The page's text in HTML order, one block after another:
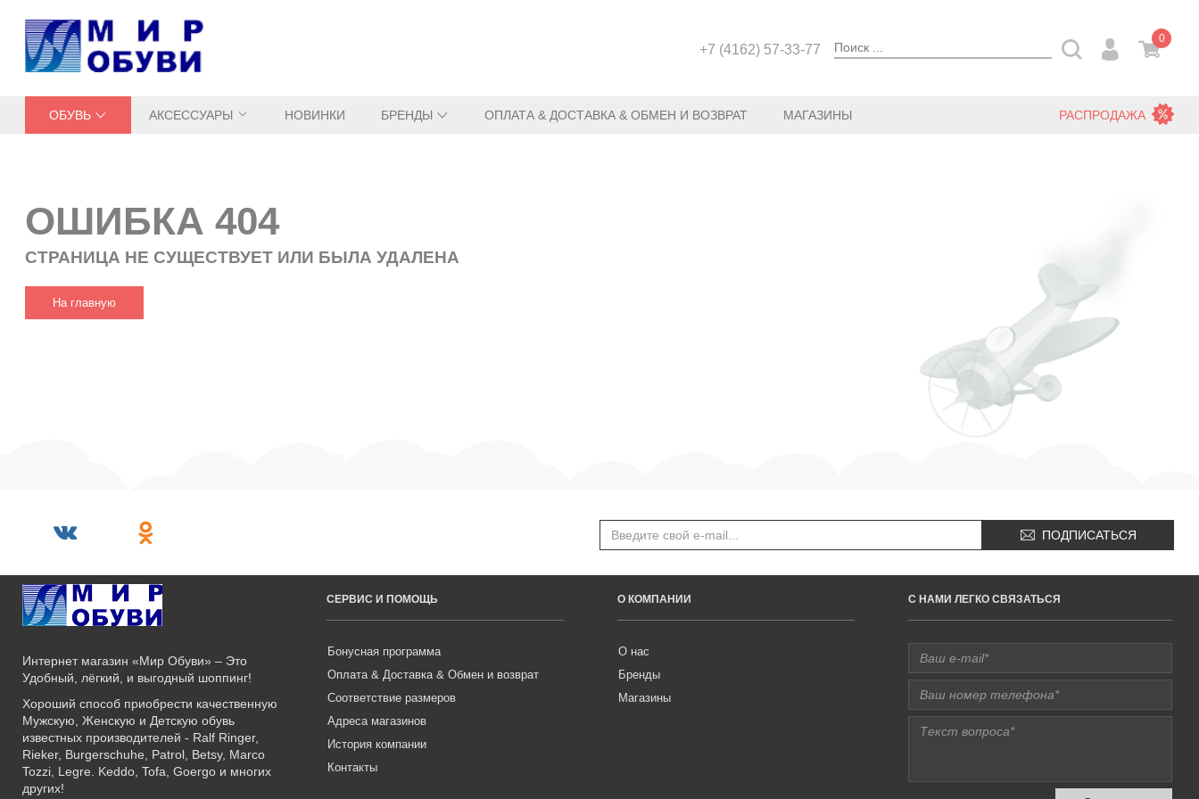
+7 (4162) 57-33-77
0
ОБУВЬ АКСЕССУАРЫ НОВИНКИ БРЕНДЫ ОПЛАТА & ДОСТАВКА & ОБМЕН И ВОЗВРАТ МАГАЗИНЫ РАСПРОДАЖА
ОШИБКА 404
СТРАНИЦА НЕ СУЩЕСТВУЕТ ИЛИ БЫЛА УДАЛЕНА
На главную
ПОДПИСАТЬСЯ
Интернет магазин «Мир Обуви» – Это
Удобный, лёгкий, и выгодный шоппинг!
Хороший способ приобрести качественную
Мужскую, Женскую и Детскую обувь
известных производителей - Ralf Ringer,
Rieker, Burgerschuhe, Patrol, Betsy, Marco
Tozzi, Legre. Keddo, Tofa, Goergo и многих
других!
СЕРВИС И ПОМОЩЬ
Бонусная программа
Оплата & Доставка & Обмен и возврат
Соответствие размеров
Адреса магазинов
История компании
Контакты
О КОМПАНИИ
О нас
Бренды
Магазины
C НАМИ ЛЕГКО СВЯЗАТЬСЯ